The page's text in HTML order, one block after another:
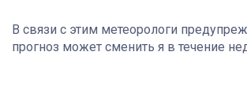
В связи с этим метеорологи
прогноз может сменить я в течение